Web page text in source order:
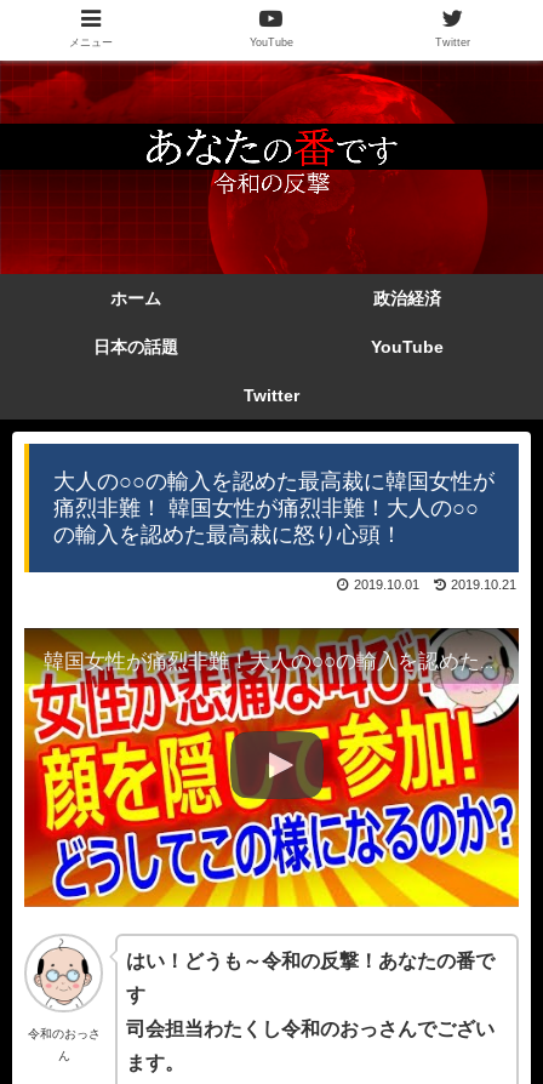
ホーム 政治経済
日本の話題 YouTube
Twitter
大人の○○の輸入を認めた最高裁に韓国女性が
痛烈非難！ 韓国女性が痛烈非難！大人の○○
の輸入を認めた最高裁に怒り心頭！
2019.10.21
2019.10.01
韓国女性が痛烈非難！大人の○○の輸入を認めた最高裁に怒り心頭！
令和のおっさ
ん
はい！どうも～令和の反撃！あなたの番で
す
司会担当わたくし令和のおっさんでござい
ます。
メニュー YouTube Twitter